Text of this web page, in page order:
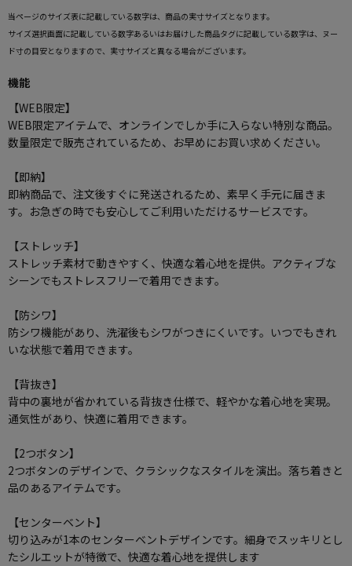
当ページのサイズ表に記載している数字は、商品の実寸サイズとなります。
サイズ選択画面に記載している数字あるいはお届けした商品タグに記載している数字は、ヌー
ド寸の目安となりますので、実寸サイズと異なる場合がございます。
機能
【WEB限定】
WEB限定アイテムで、オンラインでしか手に入らない特別な商品。
数量限定で販売されているため、お早めにお買い求めください。
【即納】
即納商品で、注文後すぐに発送されるため、素早く手元に届きま
す。お急ぎの時でも安心してご利用いただけるサービスです。
【ストレッチ】
ストレッチ素材で動きやすく、快適な着心地を提供。アクティブな
シーンでもストレスフリーで着用できます。
【防シワ】
防シワ機能があり、洗濯後もシワがつきにくいです。いつでもきれ
いな状態で着用できます。
【背抜き】
背中の裏地が省かれている背抜き仕様で、軽やかな着心地を実現。
通気性があり、快適に着用できます。
【2つボタン】
2つボタンのデザインで、クラシックなスタイルを演出。落ち着きと
品のあるアイテムです。
【センターベント】
切り込みが1本のセンターベントデザインです。細身でスッキリとし
たシルエットが特徴で、快適な着心地を提供します